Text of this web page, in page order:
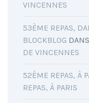
VINCENNES
53ÈME REPAS,
BLOCKBLOG DANS
DE VINCENNES
52ÈME REPAS, À
REPAS, À PARIS